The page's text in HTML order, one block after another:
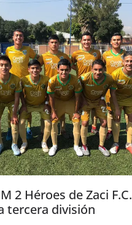
2 Héroes de Zaci
tercera división